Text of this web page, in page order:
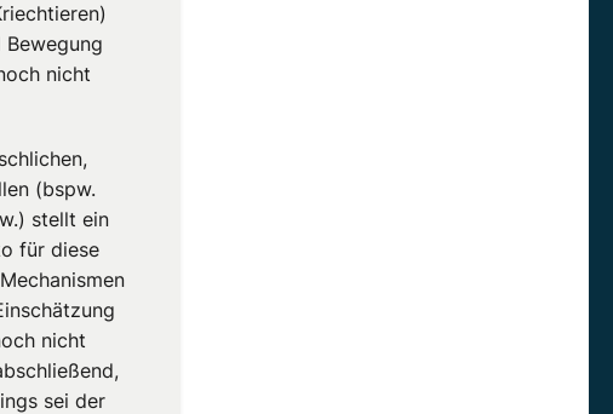
nicht
(bspw.
stellt ein
für diese
nicht
sei der